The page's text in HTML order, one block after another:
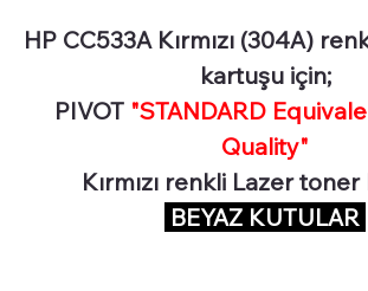
HP CC533A Kırmızı (304A)
kartuşu için;
PIVOT "STANDARD
Quality"
Kırmızı renkli Lazer
BEYAZ KUTULAR